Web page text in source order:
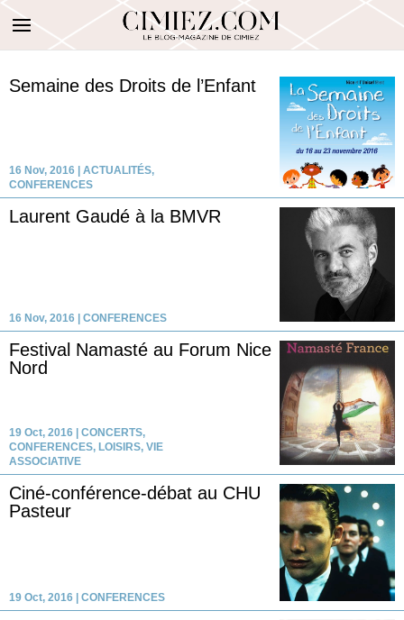
Semaine des Droits de l’Enfant
16 Nov, 2016 | ACTUALITÉS,
CONFERENCES
Laurent Gaudé à la BMVR
16 Nov, 2016 | CONFERENCES
Festival Namasté au Forum Nice
Nord
19 Oct, 2016 CONCERTS,
CONFERENCES, LOISIRS, VIE
ASSOCIATIVE
Ciné-conférence-débat au CHU
Pasteur
19 Oct, 2016 | CONFERENCES